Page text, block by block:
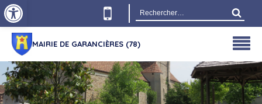
Rechercher :
MAIRIE DE GARANCIÈRES (78)